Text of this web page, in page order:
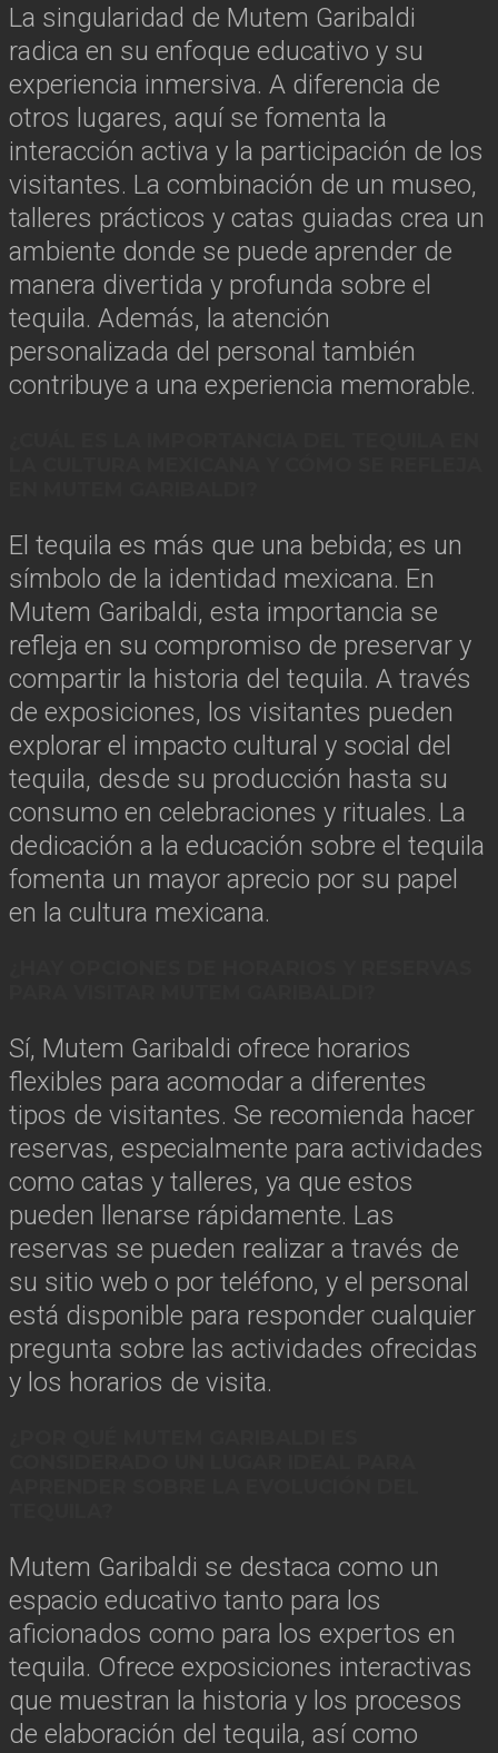
La singularidad de Mutem Garibaldi
radica en su enfoque educativo y su
experiencia inmersiva. A diferencia de
otros lugares, aquí se fomenta la
interacción activa y la participación de los
visitantes. La combinación de un museo,
talleres prácticos y catas guiadas crea un
ambiente donde se puede aprender de
manera divertida y profunda sobre el
tequila. Además, la atención
personalizada del personal también
contribuye a una experiencia memorable.
El tequila es más que una bebida; es un
símbolo de la identidad mexicana. En
Mutem Garibaldi, esta importancia se
refleja en su compromiso de preservar y
compartir la historia del tequila. A través
de exposiciones, los visitantes pueden
explorar el impacto cultural y social del
tequila, desde su producción hasta su
consumo en celebraciones y rituales. La
dedicación a la educación sobre el tequila
fomenta un mayor aprecio por su papel
en la cultura mexicana.
Sí, Mutem Garibaldi ofrece horarios
flexibles para acomodar a diferentes
tipos de visitantes. Se recomienda hacer
reservas, especialmente para actividades
como catas y talleres, ya que estos
pueden llenarse rápidamente. Las
reservas se pueden realizar a través de
su sitio web o por teléfono, y el personal
está disponible para responder cualquier
pregunta sobre las actividades ofrecidas
y los horarios de visita.
Mutem Garibaldi se destaca como un
espacio educativo tanto para los
aficionados como para los expertos en
tequila. Ofrece exposiciones interactivas
que muestran la historia y los procesos
de elaboración del tequila, así como